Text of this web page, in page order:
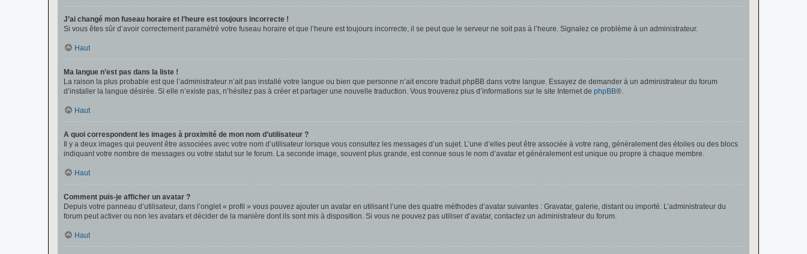
J’ai changé mon fuseau horaire et l’heure est toujours incorrecte !
Si vous êtes sûr d’avoir correctement paramétré votre fuseau horaire et que l’heure est toujours incorrecte, il se peut que le serveur ne soit pas à l’heure. Signalez ce problème à un administrateur.
Haut
Ma langue n’est pas dans la liste !
La raison la plus probable est que l’administrateur n’ait pas installé votre langue ou bien que personne n’ait encore traduit phpBB dans votre langue. Essayez de demander à un administrateur du forum
d’installer la langue désirée. Si elle n’existe pas, n’hésitez pas à créer et partager une nouvelle traduction. Vous trouverez plus d’informations sur le site Internet de phpBB®.
Haut
A quoi correspondent les images à proximité de mon nom d’utilisateur ?
Il y a deux images qui peuvent être associées avec votre nom d’utilisateur lorsque vous consultez les messages d’un sujet. L’une d’elles peut être associée à votre rang, généralement des étoiles ou des blocs
indiquant votre nombre de messages ou votre statut sur le forum. La seconde image, souvent plus grande, est connue sous le nom d’avatar et généralement est unique ou propre à chaque membre.
Haut
Comment puis-je afficher un avatar ?
Depuis votre panneau d’utilisateur, dans l’onglet « profil » vous pouvez ajouter un avatar en utilisant l’une des quatre méthodes d’avatar suivantes : Gravatar, galerie, distant ou importé. L’administrateur du
forum peut activer ou non les avatars et décider de la manière dont ils sont mis à disposition. Si vous ne pouvez pas utiliser d’avatar, contactez un administrateur du forum.
Haut